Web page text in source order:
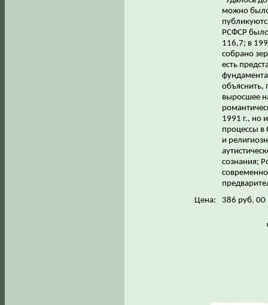
можно было
РСФСР было
116,7; в
собрано
есть
объяснить,
выросшее
1991 г., но
процессы в
и
сознания;
Цена:
386 руб. 00